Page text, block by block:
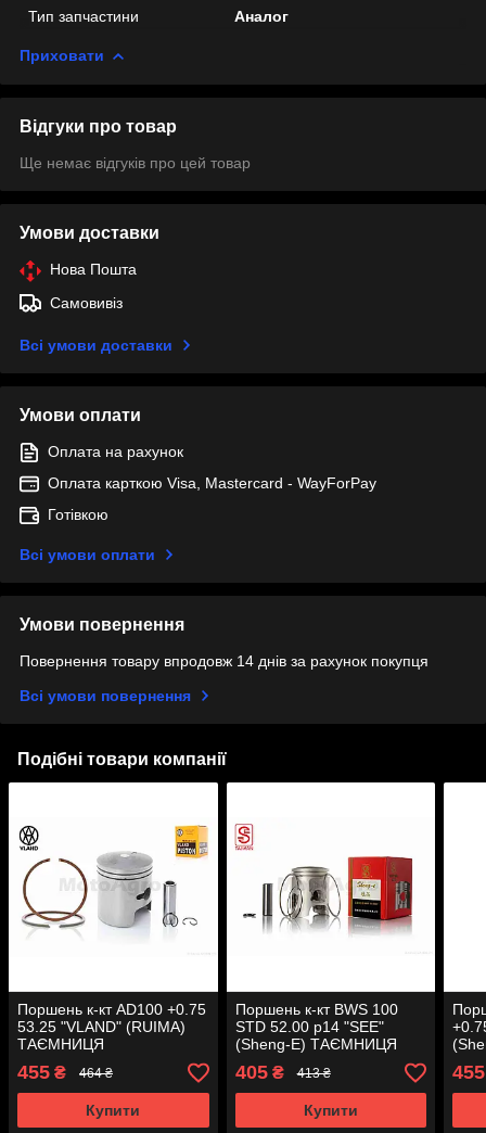
Тип запчастини
Аналог
Приховати
Відгуки про товар
Ще немає відгуків про цей товар
Умови доставки
Нова Пошта
Самовивіз
Всі умови доставки
Умови оплати
Оплата на рахунок
Оплата карткою Visa, Mastercard - WayForPay
Готівкою
Всі умови оплати
Умови повернення
Повернення товару впродовж 14 днів за рахунок покупця
Всі умови повернення
Подібні товари компанії
Поршень к-кт AD100 +0.75
53.25 "VLAND" (RUIMA)
ТАЄМНИЦЯ
455 ₴ 464 ₴
Купити
Поршень к-кт BWS 100
STD 52.00 p14 "SEE"
(Sheng-E) ТАЄМНИЦЯ
405₴ 413 ₴
Купити
455